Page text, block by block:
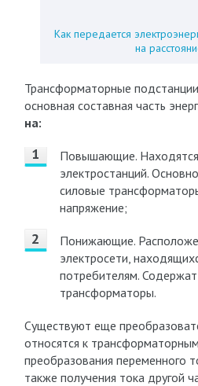
Как передается
на
Трансформаторные
основная составная часть
на:
Повышающие.
электростанций.
силовые
напряжение;
Понижающие.
электросети,
потребителям.
трансформаторы.
Существуют еще
относятся к
преобразования переменного
также получения тока другой